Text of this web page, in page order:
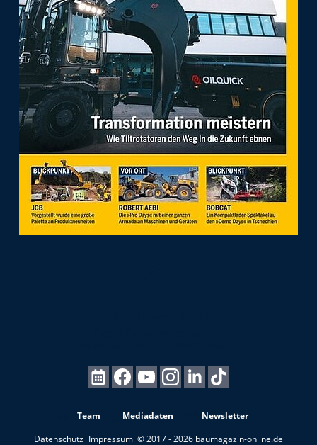
Team Mediadaten
Newsletter
Datenschutz Impressum © 2017 - 2026 baumagazin-online.de